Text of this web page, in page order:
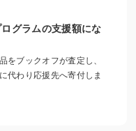
ブページを参照）
グラムの支援額にな
をブックオフが査定し、
代わり応援先へ寄付しま